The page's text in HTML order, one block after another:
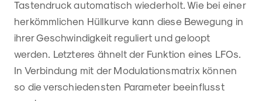
Tastendruck automatisch wiederholt. Wie bei einer
herkömmlichen Hüllkurve kann diese Bewegung in
ihrer Geschwindigkeit reguliert und geloopt
werden. Letzteres ähnelt der Funktion eines LFOs.
In Verbindung mit der Modulationsmatrix können
so die verschiedensten Parameter beeinflusst